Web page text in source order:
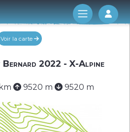
Log
Voir la carte
2022 - X-Alpine
9520 m 9520 m